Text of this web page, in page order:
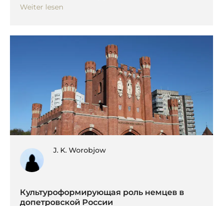
Weiter lesen
J. K. Worobjow
Культуроформирующая роль немцев в
допетровской России